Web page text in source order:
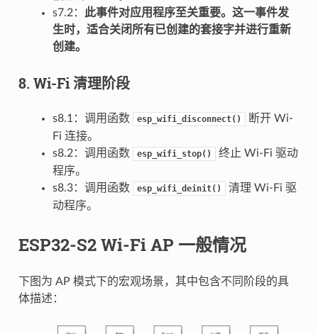
s7.2：
此事件对应用程序至关重要。这一事件发
生时，适合关闭所有已创建的套接字并进行重新
创建。
8. Wi-Fi 清理阶段
s8.1：调用函数 esp_wifi_disconnect()
断开 Wi-
Fi 连接。
s8.2：调用函数
esp_wifi_stop()
终止 Wi-Fi 驱动
程序。
s8.3：调用函数
esp_wifi_deinit()
清理 Wi-Fi 驱
动程序。
ESP32-S2 Wi-Fi AP 一般情况
下图为 AP 模式下的宏观场景，其中包含不同阶段的具
体描述：